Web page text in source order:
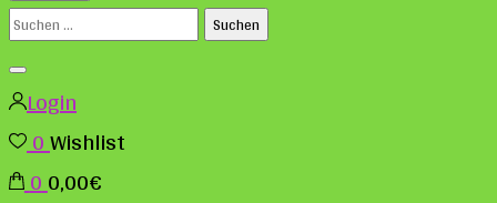
Suchen
nach:
Login
0Wishlist
00,00€